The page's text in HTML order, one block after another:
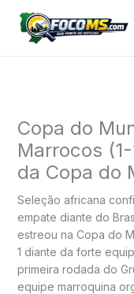
para
Copa do
Marrocos
da Copa do
Seleção africana
empate diante do
estreou na Copa do
1 diante da forte
primeira rodada do
equipe marroquina